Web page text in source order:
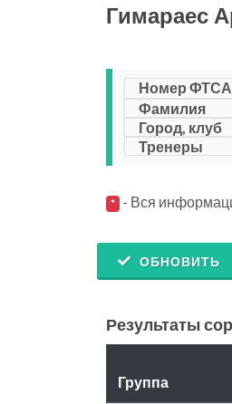
Гимараес
Номер
Фамилия
Город, клуб
Тренеры
* - Вся
ОБНОВИТЬ
Результаты
Группа